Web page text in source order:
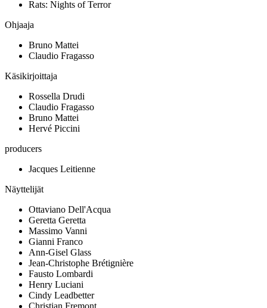
Rats: Nights of Terror
Ohjaaja
Bruno Mattei
Claudio Fragasso
Käsikirjoittaja
Rossella Drudi
Claudio Fragasso
Bruno Mattei
Hervé Piccini
producers
Jacques Leitienne
Näyttelijät
Ottaviano Dell'Acqua
Geretta Geretta
Massimo Vanni
Gianni Franco
Ann-Gisel Glass
Jean-Christophe Brétignière
Fausto Lombardi
Henry Luciani
Cindy Leadbetter